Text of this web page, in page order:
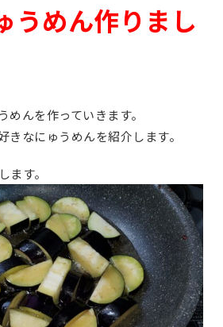
うめん作りまし
めんを作っていきます。
きなにゅうめんを紹介します。
ます。